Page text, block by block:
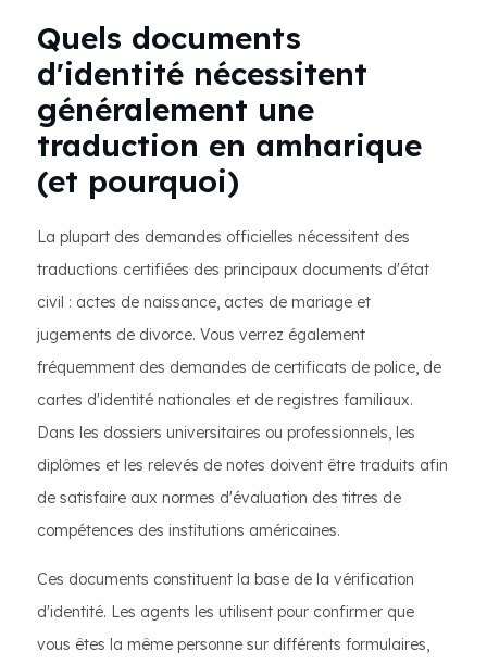
Quels documents
d'identité nécessitent
généralement une
traduction en amharique
(et pourquoi)
La plupart des demandes officielles nécessitent des
traductions certifiées des principaux documents d'état
civil : actes de naissance, actes de mariage et
jugements de divorce. Vous verrez également
fréquemment des demandes de certificats de police, de
cartes d'identité nationales et de registres familiaux.
Dans les dossiers universitaires ou professionnels, les
diplômes et les relevés de notes doivent être traduits afin
de satisfaire aux normes d'évaluation des titres de
compétences des institutions américaines.
Ces documents constituent la base de la vérification
d'identité. Les agents les utilisent pour confirmer que
vous êtes la même personne sur différents formulaires,